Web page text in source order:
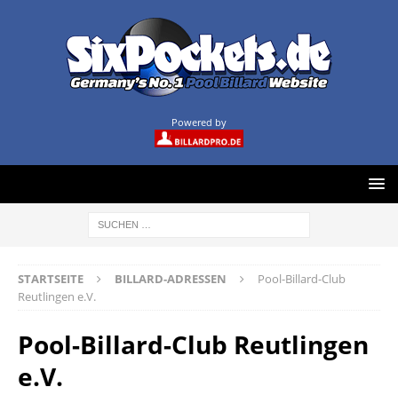
Powered by
STARTSEITE BILLARD-ADRESSEN
Pool-Billard-Club
Reutlingen e.V.
Pool-Billard-Club Reutlingen
e.V.